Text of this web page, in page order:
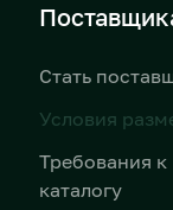
Стать
Условия
Требования к
каталогу